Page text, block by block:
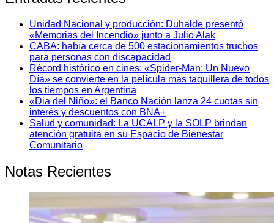
Unidad Nacional y producción: Duhalde presentó
«Memorias del Incendio» junto a Julio Alak
CABA: había cerca de 500 estacionamientos truchos
para personas con discapacidad
Récord histórico en cines: «Spider-Man: Un Nuevo
Día» se convierte en la película más taquillera de todos
los tiempos en Argentina
«Dia del Niño»: el Banco Nación lanza 24 cuotas sin
interés y descuentos con BNA+
Salud y comunidad: La UCALP y la SOLP brindan
atención gratuita en su Espacio de Bienestar
Comunitario
Notas Recientes